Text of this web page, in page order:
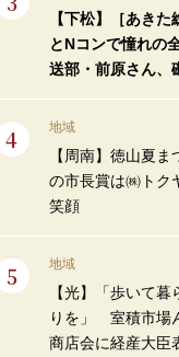
【下松】［あき
とNコンで憧れの
送部・前原さん、
地域
【周南】徳山夏
の市長賞は㈱ト
笑顔
地域
【光】「歩いて暮
りを」 室積市場
商店会に経産大臣